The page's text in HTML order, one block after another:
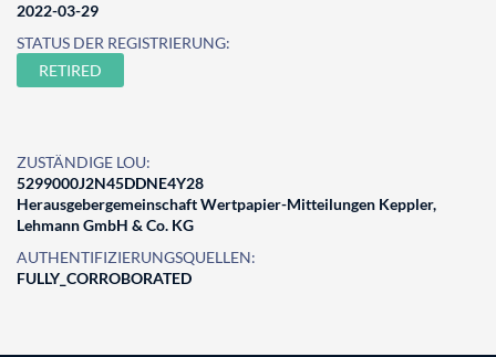
2022-03-29
STATUS DER REGISTRIERUNG:
RETIRED
ZUSTÄNDIGE LOU:
5299000J2N45DDNE4Y28
Herausgebergemeinschaft Wertpapier-Mitteilungen Keppler,
Lehmann GmbH & Co. KG
AUTHENTIFIZIERUNGSQUELLEN:
FULLY_CORROBORATED